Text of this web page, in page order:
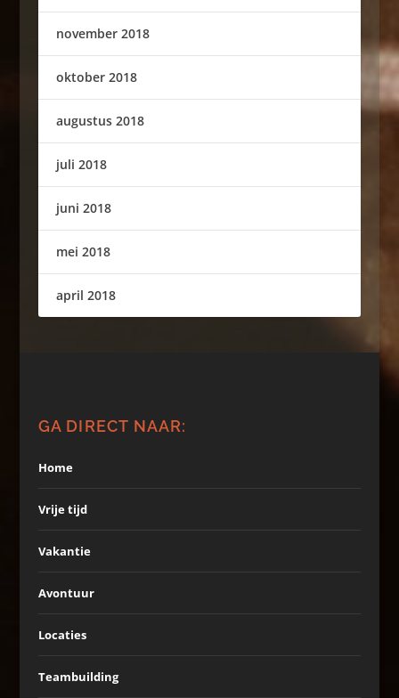
november 2018
oktober 2018
augustus 2018
juli 2018
juni 2018
mei 2018
april 2018
GA DIRECT NAAR:
Home
Vrije tijd
Vakantie
Avontuur
Locaties
Teambuilding